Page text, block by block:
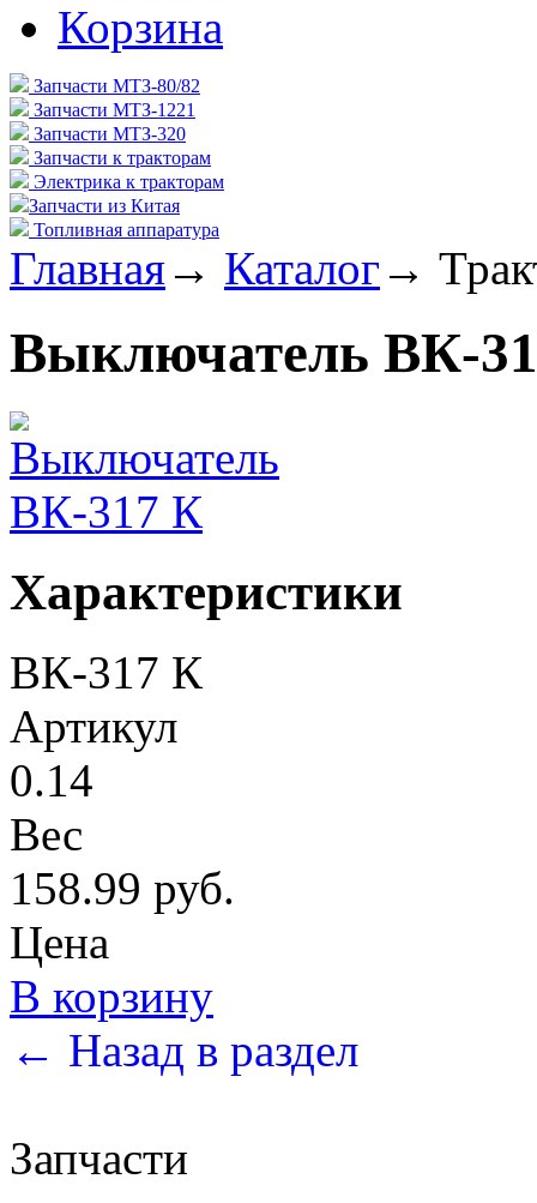
Корзина
Запчасти МТЗ-80/82
Запчасти МТЗ-1221
Запчасти МТЗ-320
Запчасти к тракторам
Электрика к тракторам
Запчасти из Китая
Топливная аппаратура
Главная→ Каталог →
Выключатель ВК-
Характеристики
ВК-317 К
Артикул
0.14
Вес
158.99 руб.
Цена
В корзину
← Назад в раздел
Запчасти